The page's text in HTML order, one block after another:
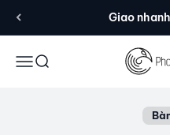
Giao
MenuTìm kiếm